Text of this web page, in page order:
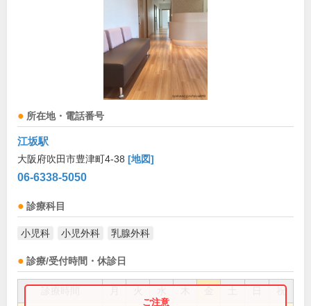
所在地・電話番号
江坂駅
大阪府吹田市豊津町4-38 [地図]
06-6338-5050
診療科目
小児科 小児外科 乳腺外科
診療/受付時間・休診日
祝